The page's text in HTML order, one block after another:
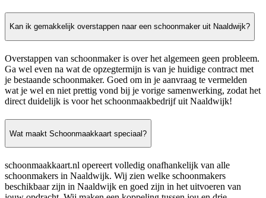
Kan ik gemakkelijk overstappen naar een schoonmaker uit Naaldwijk?
Overstappen van schoonmaker is over het algemeen geen probleem.
Ga wel even na wat de opzegtermijn is van je huidige contract met
je bestaande schoonmaker. Goed om in je aanvraag te vermelden
wat je wel en niet prettig vond bij je vorige samenwerking, zodat het
direct duidelijk is voor het schoonmaakbedrijf uit Naaldwijk!
Wat maakt Schoonmaakkaart speciaal?
schoonmaakkaart.nl opereert volledig onafhankelijk van alle
schoonmakers in Naaldwijk. Wij zien welke schoonmakers
beschikbaar zijn in Naaldwijk en goed zijn in het uitvoeren van